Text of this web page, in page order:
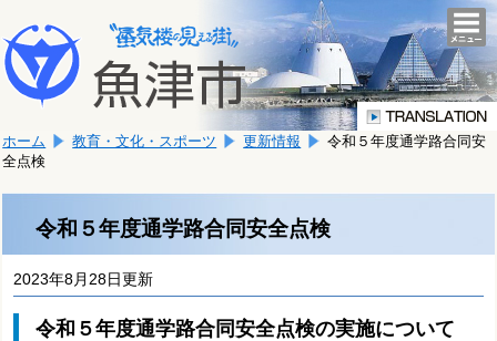
文
へ
移
ま
す。
こ
か
文
で
す。
ホーム 教育・文化・スポーツ 更新情報
令和５年度通学路合同安
全点検
令和５年度通学路合同安全点検
2023年8月28日更新
令和５年度通学路合同安全点検の実施について